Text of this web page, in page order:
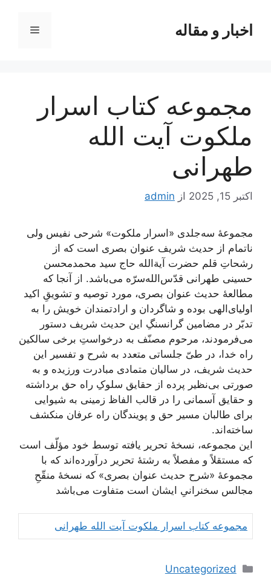
محتوااخبار و مقاله فهرست
مجموعه کتاب اسرار
ملکوت آیت الله
طهرانی
اکتبر 15, 2025 از admin
مجموعۀ سه‌جلدی «اسرار ملکوت» شرحی نفیس ولی
ناتمام از حدیث شریف عنوان بصری است که از
رشحاتِ قلم حضرت آیة‌الله حاج سید محمدمحسن
حسینی طهرانی قدّس‌الله‌سرّه می‌باشد. از آنجا که
مطالعۀ حدیث عنوان بصری، مورد توصیه و تشویقِ اکید
اولیای‌الهی بوده و شاگردان و ارادتمندان خویش را به
تدبّر در مضامین گرانسنگِ این حدیث شریف دستور
می‌فرمودند، مرحوم مصنّف به درخواستِ برخی سالکین
راه خدا، در طیّ جلساتی متعدد به شرح و تفسیر این
حدیث شریف، در سالیان متمادی مبادرت ورزیده و به
صورتی بی‌نظیر پرده از حقایق سلوکِ راه حق برداشته
و حقایق آسمانی را در قالب الفاظ زمینی به شیوایی
برای طالبان مسیر حق و پویندگان راه عرفان منکشف
ساخته‌اند.
این مجموعه، نسخۀ تحریر یافته توسط خود مؤلّف است
که مستقلاً و مفصلاً به رشتۀ تحریر درآورده‌اند که با
مجموعۀ «شرح حدیث عنوان بصری» که نسخۀ منقّحِ
مجالس سخنرانیِ ایشان است متفاوت می‌باشد
مجموعه کتاب اسرار ملکوت آیت الله طهرانی
دسته‌ها
Uncategorized